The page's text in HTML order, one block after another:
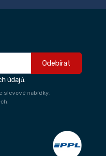
Odebírat
údajů.
slevové nabídky,